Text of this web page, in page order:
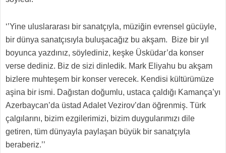
‘’Yine uluslararası bir sanatçıyla, müziğin evrensel gücüyle,
bir dünya sanatçısıyla buluşacağız bu akşam. Bize bir yıl
boyunca yazdınız, söylediniz, keşke Üsküdar’da konser
verse dediniz. Biz de sizi dinledik. Mark Eliyahu bu akşam
bizlere muhteşem bir konser verecek. Kendisi kültürümüze
aşina bir ismi. Dağıstan doğumlu, ustaca çaldığı Kamança’yı
Azerbaycan’da üstad Adalet Vezirov’dan öğrenmiş. Türk
çalgılarını, bizim ezgilerimizi, bizim duygularımızı dile
getiren, tüm dünyayla paylaşan büyük bir sanatçıyla
beraberiz.’’